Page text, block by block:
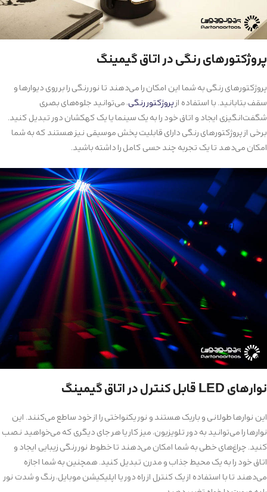
پروژکتورهای رنگی در اتاق گیمینگ
پروژکتورهای رنگی به شما این امکان را می‌دهند تا نور رنگی را بر روی دیوارها و
سقف بتابانید. با استفاده ازپروژکتور رنگی، می‌توانید جلوه‌های بصری
شگفت‌انگیزی ایجاد و اتاق خود را به یک سینما یا یک کهکشان دور تبدیل کنید.
برخی از پروژکتورهای رنگی دارای قابلیت پخش موسیقی نیز هستند که به شما
امکان می‌دهد تا یک تجربه چند حسی کامل را داشته باشید.
نوارهای LED قابل کنترل در اتاق گیمینگ
این نوارها طولانی و باریک هستند و نور یکنواختی را از خود ساطع می‌کنند. این
نوارها را می‌توانید به دور تلویزیون، میز کار یا هر جای دیگری که می‌خواهید نصب
کنید. چراغ‌های خطی به شما امکان می‌دهند تا خطوط نور رنگی زیبایی ایجاد و
اتاق خود را به یک محیط جذاب و مدرن تبدیل کنید. همچنین به شما اجازه
می‌دهند تا با استفاده از یک کنترل از راه دور یا اپلیکیشن موبایل، رنگ و شدت نور